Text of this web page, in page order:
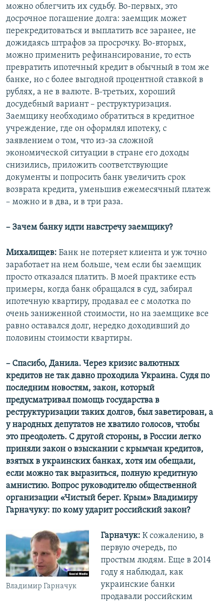
можно облегчить их судьбу. Во-первых, это
досрочное погашение долга: заемщик может
перекредитоваться и выплатить все заранее, не
дожидаясь штрафов за просрочку. Во-вторых,
можно применить рефинансирование, то есть
превратить ипотечный кредит в обычный в том же
банке, но с более выгодной процентной ставкой в
рублях, а не в валюте. В-третьих, хороший
досудебный вариант – реструктуризация.
Заемщику необходимо обратиться в кредитное
учреждение, где он оформлял ипотеку, с
заявлением о том, что из-за сложной
экономической ситуации в стране его доходы
снизились, приложить соответствующие
документы и попросить банк увеличить срок
возврата кредита, уменьшив ежемесячный платеж
– можно и в два, и в три раза.
– Зачем банку идти навстречу заемщику?
Михалищев: Банк не потеряет клиента и уж точно
заработает на нем больше, чем если бы заемщик
просто отказался платить. В моей практике есть
примеры, когда банк обращался в суд, забирал
ипотечную квартиру, продавал ее с молотка по
очень заниженной стоимости, но на заемщике все
равно оставался долг, нередко доходивший до
половины стоимости квартиры.
– Спасибо, Данила. Через кризис валютных
кредитов не так давно проходила Украина. Судя по
последним новостям, закон, который
предусматривал помощь государства в
реструктуризации таких долгов, был заветирован, а
у народных депутатов не хватило голосов, чтобы
это преодолеть. С другой стороны, в России легко
приняли закон о взыскании с крымчан кредитов,
взятых в украинских банках, хотя им обещали,
если можно так выразиться, полную кредитную
амнистию. Вопрос руководителю общественной
организации «Чистый берег. Крым» Владимиру
Гарначуку: по кому ударит российский закон?
Владимир Гарначук
Гарначук: К сожалению, в
первую очередь, по
простым людям. Еще в 2014
году я наблюдал, как
украинские банки
продавали российским